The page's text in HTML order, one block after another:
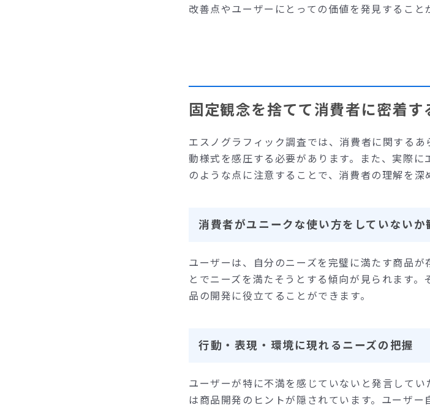
改善点やユーザーにとっての価値を発見すること
固定観念を捨てて消費者に密着
エスノグラフィック調査では、消費者に関する
動様式を感圧する必要があります。また、実際
のような点に注意することで、消費者の理解を深
消費者がユニークな使い方をしていないか
ユーザーは、自分のニーズを完璧に満たす商品
とでニーズを満たそうとする傾向が見られます
品の開発に役立てることができます。
行動・表現・環境に現れるニーズの把握‍
ユーザーが特に不満を感じていないと発言して
は商品開発のヒントが隠されています。ユーザ